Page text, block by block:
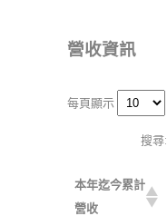
營收資訊
每頁顯示
搜尋:
本年迄今累計
營收